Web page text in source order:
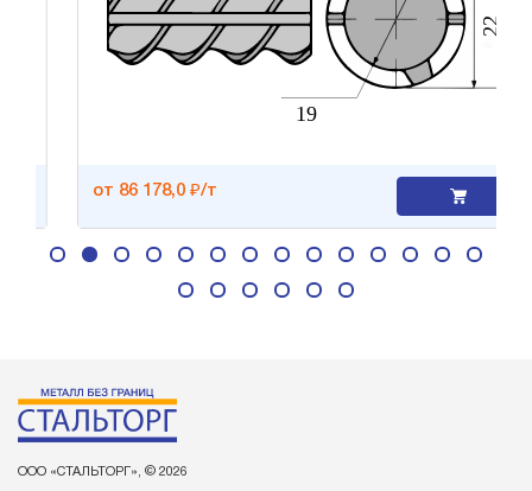
от 86 178,0 ₽/т
ООО «СТАЛЬТОРГ», © 2026